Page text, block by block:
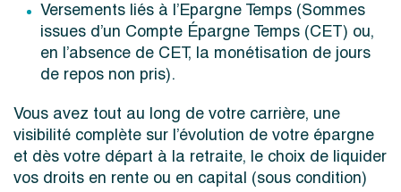
Versements liés à l’Epargne Temps (Sommes
issues d’un Compte Épargne Temps (CET) ou,
en l’absence de CET, la monétisation de jours
de repos non pris).
Vous avez tout au long de votre carrière, une
visibilité complète sur l’évolution de votre épargne
et dès votre départ à la retraite, le choix de liquider
vos droits en rente ou en capital (sous condition)